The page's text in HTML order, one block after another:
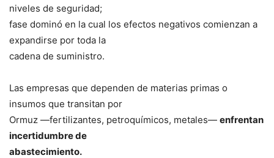
niveles de seguridad;
fase dominó en la cual los efectos negativos comienzan a
expandirse por toda la
cadena de suministro.
Las empresas que dependen de materias primas o
insumos que transitan por
Ormuz —fertilizantes, petroquímicos, metales— enfrentan
incertidumbre de
abastecimiento.